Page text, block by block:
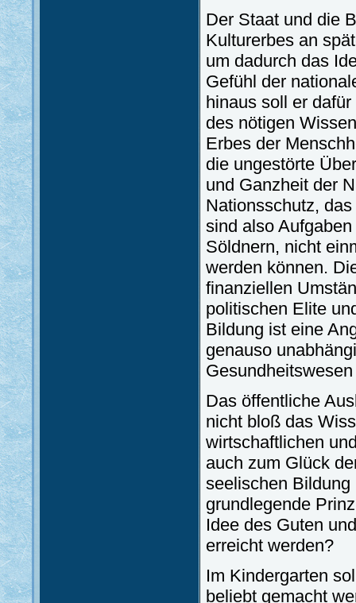
Der Staat und die
Kulturerbes an
um dadurch das
Gefühl der
hinaus soll er
des nötigen
Erbes der
die ungestörte
und Ganzheit der
Nationsschutz,
sind also
Söldnern, nicht
werden können.
finanziellen
politischen Elite
Bildung ist eine
genauso
Das öffentliche
nicht bloß das
wirtschaftlichen
auch zum Glück
seelischen
grundlegende
Idee des Guten
erreicht werden?
Im Kindergarten
beliebt gemacht